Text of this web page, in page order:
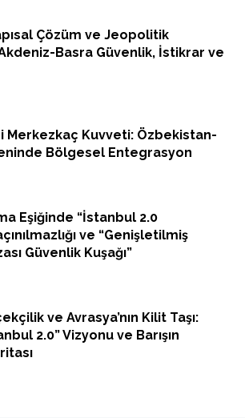
Çözüm ve Jeopolitik
Basra Güvenlik, İstikrar ve
Merkezkaç Kuvveti: Özbekistan-
Bölgesel Entegrasyon
Eşiğinde “İstanbul 2.0
ve “Genişletilmiş
Güvenlik Kuşağı”
ve Avrasya’nın Kilit Taşı:
2.0” Vizyonu ve Barışın